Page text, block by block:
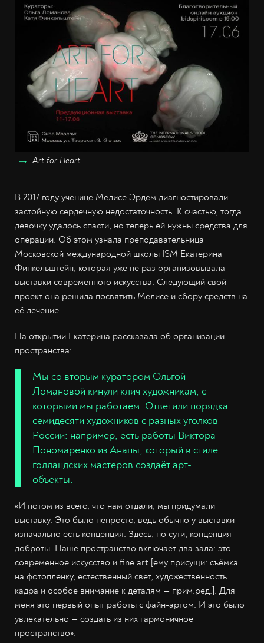
Art for Heart
В 2017 году ученице Мелисе Эрдем диагностировали
застойную сердечную недостаточность. К счастью, тогда
девочку удалось спасти, но теперь ей нужны средства для
операции. Об этом узнала преподавательница
Московской международной школы ISM Екатерина
Финкельштейн, которая уже не раз организовывала
выставки современного искусства. Следующий свой
проект она решила посвятить Мелисе и сбору средств на
её лечение.
На открытии Екатерина рассказала об организации
пространства:
Мы со вторым куратором Ольгой
Ломановой кинули клич художникам, с
которыми мы работаем. Ответили порядка
семидесяти художников с разных уголков
России: например, есть работы Виктора
Пономаренко из Анапы, который в стиле
голландских мастеров создаёт арт-
объекты.
«И потом из всего, что нам отдали, мы придумали
выставку. Это было непросто, ведь обычно у выставки
изначально есть концепция. Здесь, по сути, концепция
доброты. Наше пространство включает два зала: это
современное искусство и fine art [ему присущи: съёмка
на фотоплёнку, естественный свет, художественность
кадра и особое внимание к деталям — прим.ред.]. Для
меня это первый опыт работы с файн-артом. И это было
увлекательно — создать из них гармоничное
пространство».